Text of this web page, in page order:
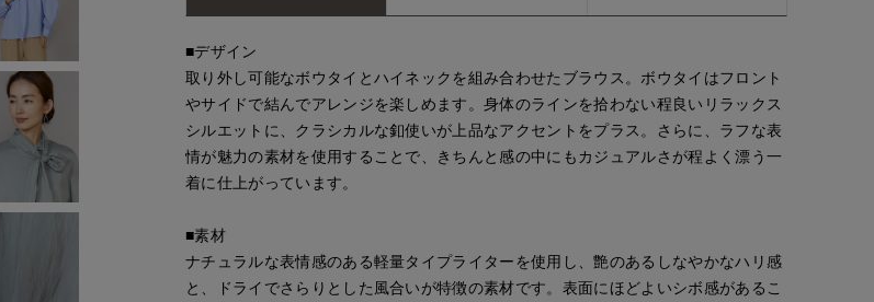
■デザイン
取り外し可能なボウタイとハイネックを組み合わせたブラウス。ボウタイはフロント
やサイドで結んでアレンジを楽しめます。身体のラインを拾わない程良いリラックス
シルエットに、クラシカルな釦使いが上品なアクセントをプラス。さらに、ラフな表
情が魅力の素材を使用することで、きちんと感の中にもカジュアルさが程よく漂う一
着に仕上がっています。
■素材
ナチュラルな表情感のある軽量タイプライターを使用し、艶のあるしなやかなハリ感
と、ドライでさらりとした風合いが特徴の素材です。表面にほどよいシボ感があるこ